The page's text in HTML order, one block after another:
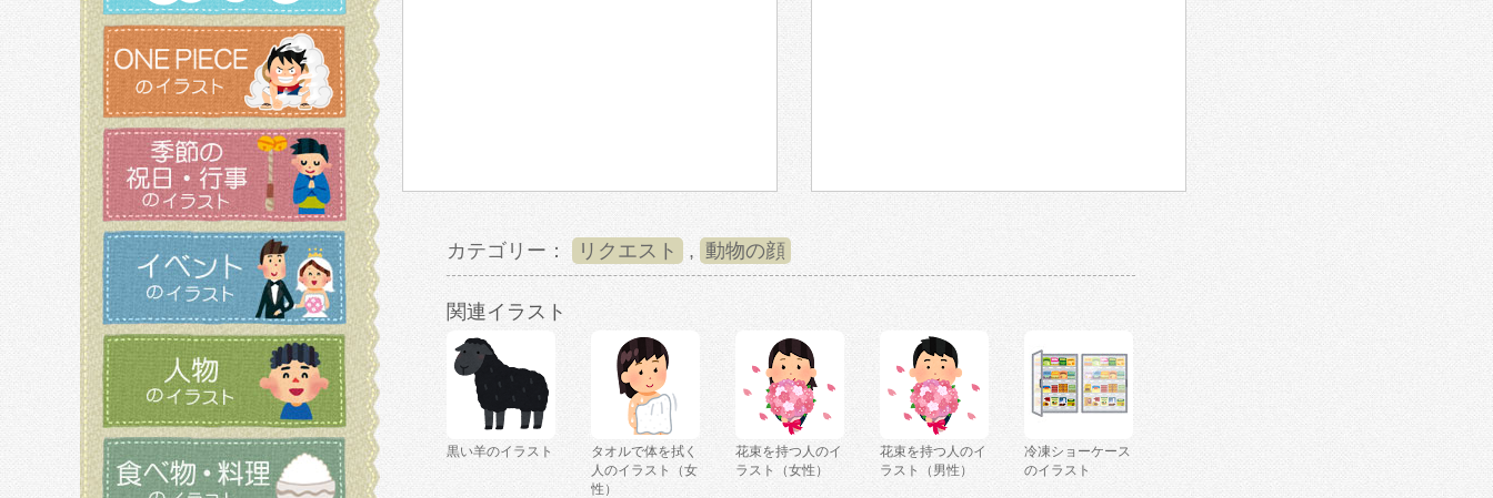
カテゴリー： リクエスト , 動物の顔
関連イラスト
黒い羊のイラスト
タオルで体を拭く
人のイラスト（女
性）
花束を持つ人のイ
ラスト（女性）
花束を持つ人のイ
ラスト（男性）
冷凍ショーケース
のイラスト